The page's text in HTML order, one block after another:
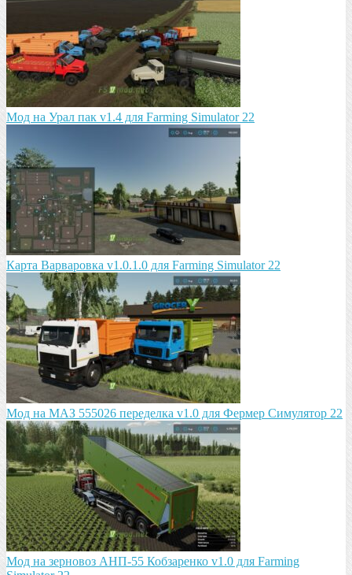
Мод на Урал пак v1.4 для Farming Simulator 22
Карта Варваровка v1.0.1.0 для Farming Simulator 22
Мод на МАЗ 555026 пeрeдeлка v1.0 для Фермер Симулятор 22
Мод на зeрновоз АНП-55 Кобзарeнко v1.0 для Farming